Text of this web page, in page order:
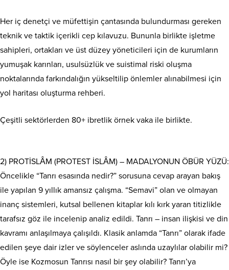
Her iç denetçi ve müfettişin çantasında bulundurması gereken
teknik ve taktik içerikli cep kılavuzu. Bununla birlikte işletme
sahipleri, ortakları ve üst düzey yöneticileri için de kurumların
yumuşak karınları, usulsüzlük ve suistimal riski oluşma
noktalarında farkındalığın yükseltilip önlemler alınabilmesi için
yol haritası oluşturma rehberi.
Çeşitli sektörlerden 80+ ibretlik örnek vaka ile birlikte.
2) PROTİSLÂM (PROTEST İSLÂM) – MADALYONUN ÖBÜR YÜZÜ:
Öncelikle “Tanrı esasında nedir?” sorusuna cevap arayan bakış
ile yapılan 9 yıllık amansız çalışma. “Semavi” olan ve olmayan
inanç sistemleri, kutsal bellenen kitaplar kılı kırk yaran titizlikle
tarafsız göz ile incelenip analiz edildi. Tanrı – insan ilişkisi ve din
kavramı anlaşılmaya çalışıldı. Klasik anlamda “Tanrı” olarak ifade
edilen şeye dair izler ve söylenceler aslında uzaylılar olabilir mi?
Öyle ise Kozmosun Tanrısı nasıl bir şey olabilir? Tanrı’ya